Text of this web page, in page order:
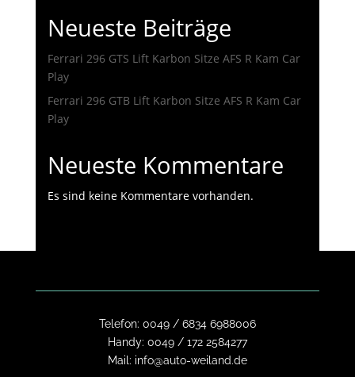
Neueste Beiträge
Ferrari 296 GTS Lift Karbon Sitze AFS R Kam Car
Play
Ferrari 296 GTB Lift Karbon Sitze AFS R Kam Car
Play
Neueste Kommentare
Es sind keine Kommentare vorhanden.
Telefon: 0049 / 6834 6988006
Handy: 0049 / 172 2584277
Mail: info@auto-weiland.de